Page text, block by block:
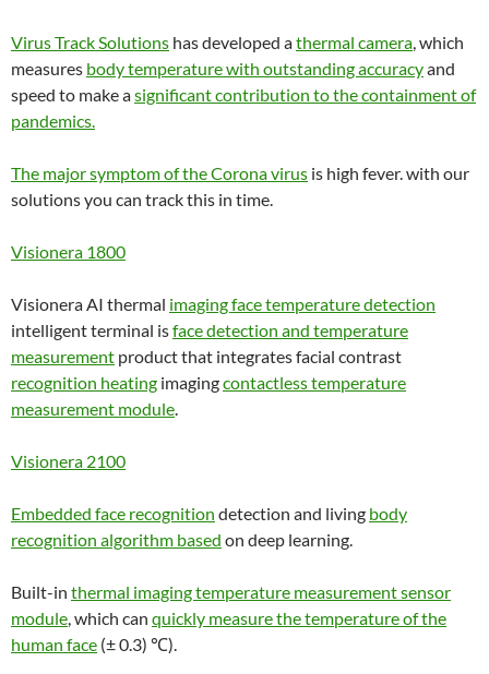
Virus Track Solutions has developed athermal camera, which
measures body temperature with outstanding accuracyand
speed to make asignificant contribution to the containment of
pandemics.
The major symptom of the Corona virus is high fever. with our
solutions you can track this in time.
Visionera 1800
Visionera AI thermal imaging face temperature detection
intelligent terminal isface detection and temperature
measurement product that integrates facial contrast
recognition heating imagingcontactless temperature
measurement module.
Visionera 2100
Embedded face recognition detection and living body
recognition algorithm based on deep learning.
Built-in thermal imaging temperature measurement sensor
module, which can quickly measure the temperature of the
human face (± 0.3) ℃).